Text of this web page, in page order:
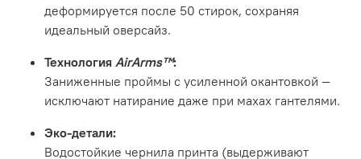
деформируется после 50 стирок, сохраняя
идеальный оверсайз.
Технология AirArms™:
Заниженные проймы с усиленной окантовкой —
исключают натирание даже при махах гантелями.
Эко-детали:
Водостойкие чернила принта (выдерживают